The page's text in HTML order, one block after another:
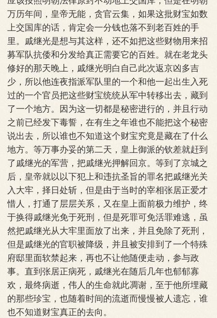
万历年间，皇帝无能，贪官云集，如果这批财宝如数
上交国库的话，肯定会一分钱也落不到老百姓的手
里。戚继光是想与其这样，还不如把这些财物用来招
募军队抗倭和分发给真正需要它的百姓。就在老龙头
修好的那天晚上，戚继光明白自己此次返京凶多吉
少，所以他连夜指派军队里的一个和他一起出生入死
过的一个官员把这些财宝统统从军中转移出去，藏到
了一个地方。因为这一切都是秘密进行的，并且行动
之前已经发下毒誓，在有生之年谁也不能把这个秘密
说出去，所以谁也不知道这个财宝究竟是藏在了什么
地方。等万事办妥的第二天，皇上御派的钦差就赶到
了戚继光的军营，把戚继光押解回京。等到了京城之
后，皇帝就以以下犯上和违抗圣旨的罪名把戚继光关
入大牢，择日处斩，但是由于当时的宰相张居正爱才
惜人，打通了层层关系，又在皇上面前极力维护，终
于换得戚继光免于死刑，但是死罪可免活罪难逃，虽
然把戚继光从大牢里面放了出来，并且免除了死刑，
但是戚继光的官职被降级，并且被安排到了一个特殊
府邸里面软禁起来，再也不让他随便走动，参与政
事。直到张居正病死，戚继光在随后几年也郁郁寡
欢，最终病逝，伟人的生命就此凋谢，至于他所埋藏
的那些珍宝，也随着时间的流逝而慢慢被人遗忘，谁
也不知道财宝真正的去向。